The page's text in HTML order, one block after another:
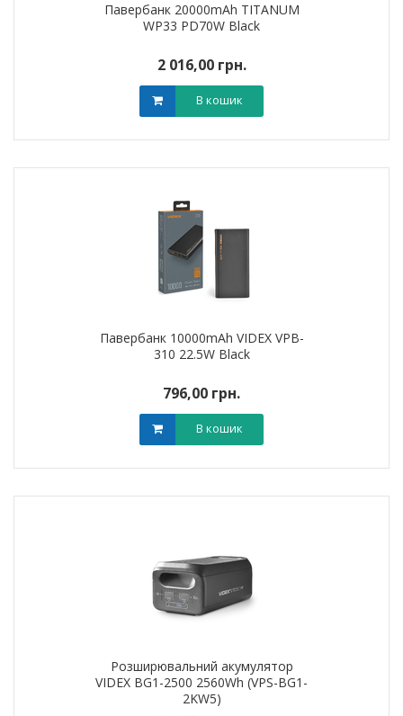
Павербанк 20000mAh TITANUM
WP33 PD70W Black
2 016,00 грн.
В кошик
Павербанк 10000mAh VIDEX VPB-
310 22.5W Black
796,00 грн.
В кошик
Розширювальний акумулятор
VIDEX BG1-2500 2560Wh (VPS-BG1-
2KW5)